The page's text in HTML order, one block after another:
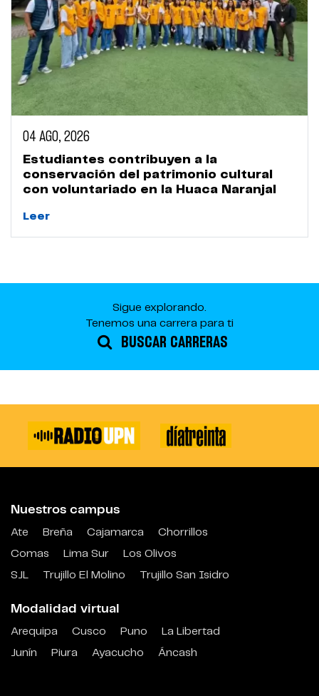
04 AGO, 2026
Estudiantes contribuyen a la
conservación del patrimonio cultural
con voluntariado en la Huaca Naranjal
Leer
Sigue explorando.
Tenemos una carrera para ti
BUSCAR CARRERAS
Nuestros campus
Ate Breña Cajamarca
Chorrillos
Comas
Lima Sur
Los Olivos
SJL
Trujillo El Molino Trujillo San Isidro
Modalidad virtual
Arequipa Cusco Puno
La Libertad
Junín
Piura Ayacucho Áncash